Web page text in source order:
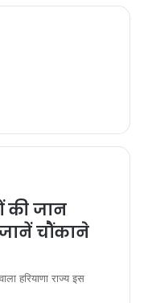
की जान
चौंकाने
हरियाणा राज्य इस